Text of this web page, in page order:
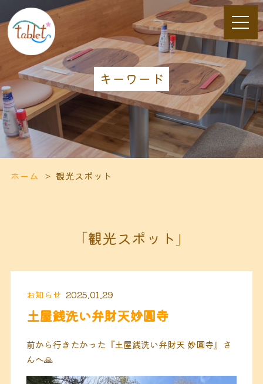
キーワード
ホーム 観光スポット
「観光スポット」
お知らせ 2025.01.29
土屋銭洗い弁財天妙圓寺
前から行きたかった『土屋銭洗い弁財天 妙圓寺』さ
んへ🙏